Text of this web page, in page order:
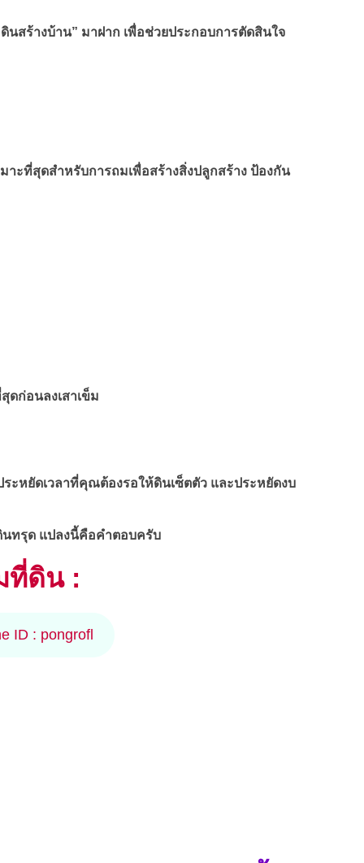
สร้างบ้าน” มาฝาก เพื่อช่วยประกอบการตัดสินใจ
ะที่สุดสำหรับการถมเพื่อสร้างสิ่งปลูกสร้าง ป้องกัน
ดก่อนลงเสาเข็ม
ะหยัดเวลาที่คุณต้องรอให้ดินเซ็ตตัว และประหยัดงบ
นทรุด แปลงนี้คือคำตอบครับ
ที่ดิน :
ID : pongrofl